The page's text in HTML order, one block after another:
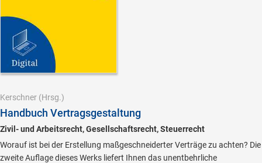
Kerschner (Hrsg.)
Handbuch Vertragsgestaltung
Zivil- und Arbeitsrecht, Gesellschaftsrecht, Steuerrecht
Worauf ist bei der Erstellung maßgeschneiderter Verträge zu achten? Die
zweite Auflage dieses Werks liefert Ihnen das unentbehrliche